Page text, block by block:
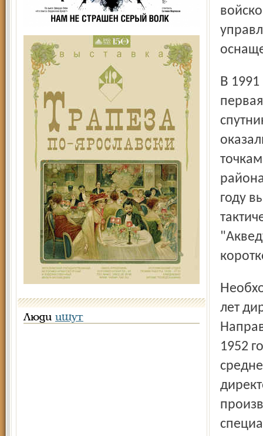
Люди ищут
В 1991 году была завершена разработка и выпущена
году
Необходимо отметить заслуги бессменного в течение 32
лет
1952